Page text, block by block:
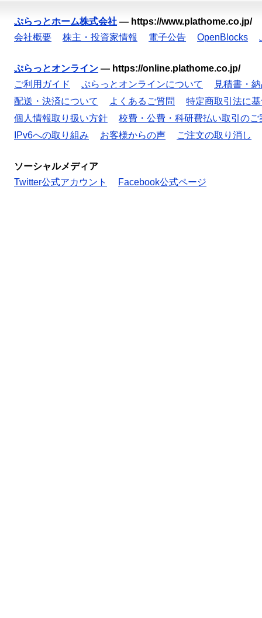
ぷらっとホーム株式会社 — https://www.plathome.co.jp/
会社概要
株主・投資家情報 電子公告 OpenBlocks
ぷらっとオンライン — https://online.plathome.co.jp/
ご利用ガイド
ぷらっとオンラインについて
見積書・
配送・決済について
よくあるご質問
特定商取引法に
個人情報取り扱い方針
校費・公費・科研費払い取引のご
IPv6への取り組み
お客様からの声 ご注文の取り消し
ソーシャルメディア
Twitter公式アカウント
Facebook公式ページ